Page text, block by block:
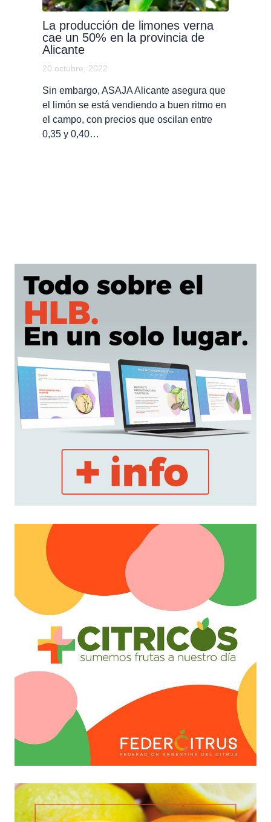
La producción de limones verna
cae un 50% en la provincia de
Alicante
20 octubre, 2022
Sin embargo, ASAJA Alicante asegura que
el limón se está vendiendo a buen ritmo en
el campo, con precios que oscilan entre
0,35 y 0,40…